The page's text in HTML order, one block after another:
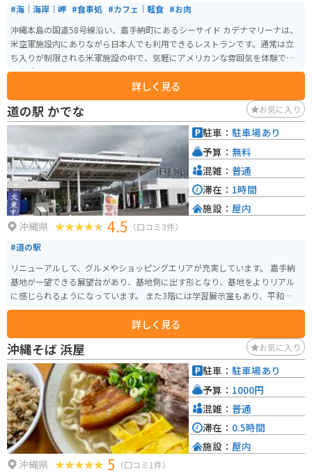
#海｜海岸｜岬 #食事処 #カフェ｜軽食 #お肉
沖縄本島の国道58号線沿い、嘉手納町にあるシーサイド カデナマリーナは、
米空軍施設内にありながら日本人でも利用できるレストランです。通常は立
ち入りが制限される米軍施設の中で、気軽にアメリカンな雰囲気を体験でき
る貴重なスポットとなっています。店内は広々として開放感があり、テラス
席からは海を一望できる抜群のロケーションが魅力です。 料理はボリューム
満点のハンバーガーやタコス、パスタ、ステーキなどが揃い、本場らしい味
を楽しめます。価格は為替レートの影響を受けるため変動がありますが、ク
レジットカードでの支払いが安心です。国道沿いでアクセスしやすく、ツー
リング途中の休憩や食事スポットとしても立ち寄りやすいのがポイントで
す。夕暮れ時の景色も美しく、バイクで訪れる価値のある一軒です。
詳しく見る
道の駅 かでな お気に入り
沖縄県 4.5 （口コミ3件）
#道の駅
リニューアルして、グルメやショッピングエリアが充実しています。 嘉手納
基地が一望できる展望台があり、基地側に出す形となり、基地をよりリアル
に感じられるようになっています。 また3階には学習展示室もあり、平和学習
もできる施設となっています。 嘉手納のグルメを中心に沖縄農産物やお土産
も種類豊富に販売しております。詳しく見る
駐車： 駐車場あり
予算： 無料
混雑： 普通
滞在： 1時間
施設： 屋内
沖縄そば 浜屋 お気に入り
沖縄県 5 （口コミ1件）
駐車： 駐車場あり
予算： 1000円
混雑： 普通
滞在： 0.5時間
施設： 屋内